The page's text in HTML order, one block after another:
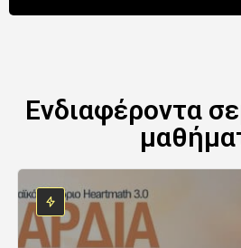
Ενδιαφέροντα